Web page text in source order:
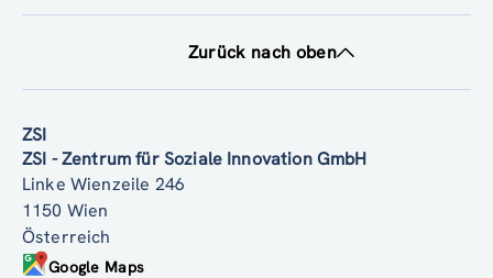
Zurück nach oben
ZSI
ZSI - Zentrum für Soziale Innovation GmbH
Linke Wienzeile 246
1150 Wien
Österreich
Google Maps